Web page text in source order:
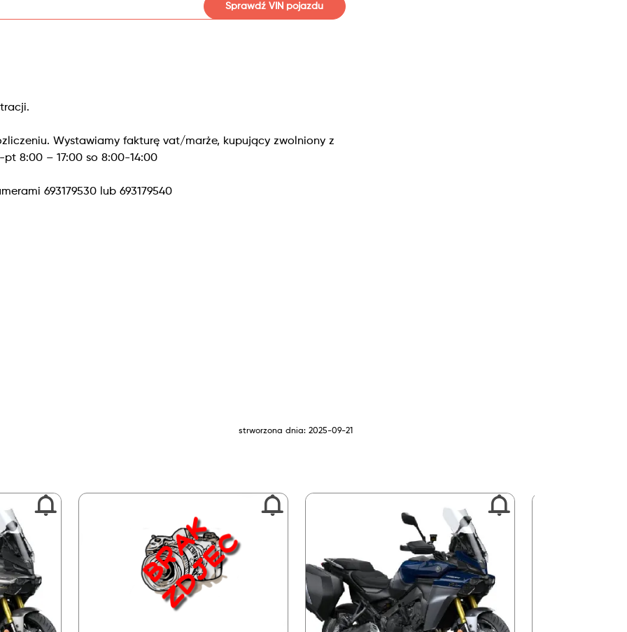
Sprawdź VIN pojazdu
Wystawiamy fakturę vat/marże, kupujący zwolniony z
8:00 – 17:00 so 8:00-14:00
693179530 lub 693179540
strworzona dnia: 2025-09-21